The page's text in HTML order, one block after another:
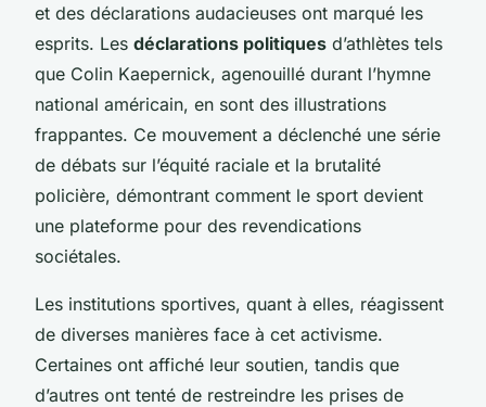
et des déclarations audacieuses ont marqué les
esprits. Les déclarations politiques d’athlètes tels
que Colin Kaepernick, agenouillé durant l’hymne
national américain, en sont des illustrations
frappantes. Ce mouvement a déclenché une série
de débats sur l’équité raciale et la brutalité
policière, démontrant comment le sport devient
une plateforme pour des revendications
sociétales.
Les institutions sportives, quant à elles, réagissent
de diverses manières face à cet activisme.
Certaines ont affiché leur soutien, tandis que
d’autres ont tenté de restreindre les prises de